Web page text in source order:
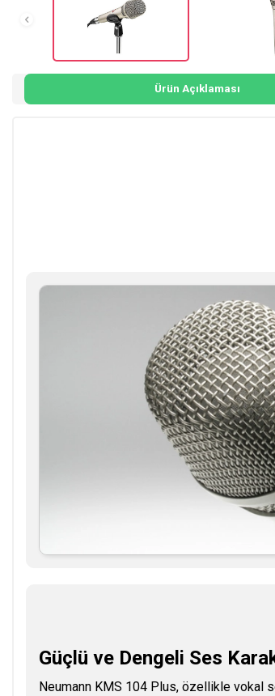
Ürün Açıklaması
Güçlü ve Dengeli Ses
Neumann KMS 104 Plus, özellikle vokal